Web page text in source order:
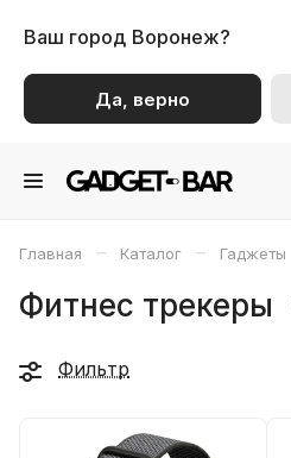
Ваш город Воронеж?
Да, верно
Главная – Каталог – Гаджеты
Фитнес трекеры
Фильтр